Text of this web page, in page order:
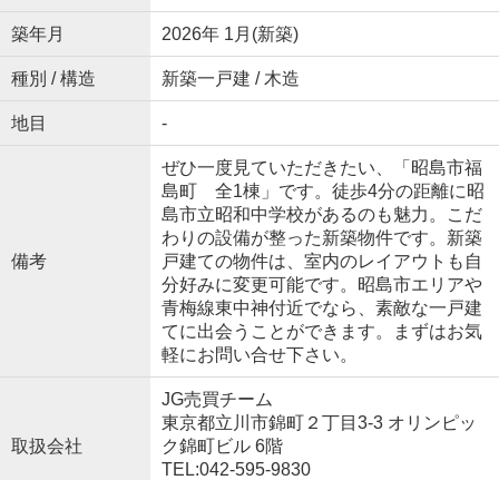
築年月 2026年 1月(新築)
種別 / 構造 新築一戸建 / 木造
地目 -
備考
ぜひ一度見ていただきたい、「昭島市福
島町 全1棟」です。徒歩4分の距離に昭
島市立昭和中学校があるのも魅力。こだ
わりの設備が整った新築物件です。新築
戸建ての物件は、室内のレイアウトも自
分好みに変更可能です。昭島市エリアや
青梅線東中神付近でなら、素敵な一戸建
てに出会うことができます。まずはお気
軽にお問い合せ下さい。
取扱会社
JG売買チーム
東京都立川市錦町２丁目3-3 オリンピッ
ク錦町ビル 6階
TEL:042-595-9830